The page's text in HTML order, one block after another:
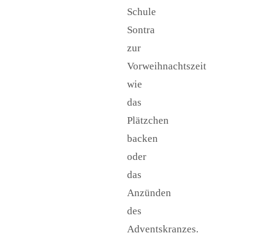
Schule
Sontra
zur
Vorweihnachtszeit
wie
das
Plätzchen
backen
oder
das
Anzünden
des
Adventskranzes.